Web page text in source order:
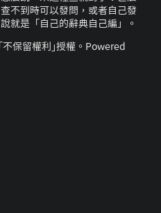
不到時可以發問，或者自己發
就是「自己的辭典自己編」。
保留權利｣授權。Powered